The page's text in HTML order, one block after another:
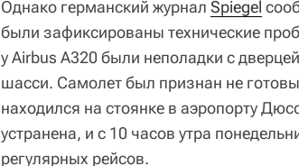
Однако германский журнал Spiegel
были зафиксированы технические
у Airbus A320 были неполадки с
шасси. Самолет был признан не
находился на стоянке в аэропорту
устранена, и с 10 часов утра
регулярных рейсов.